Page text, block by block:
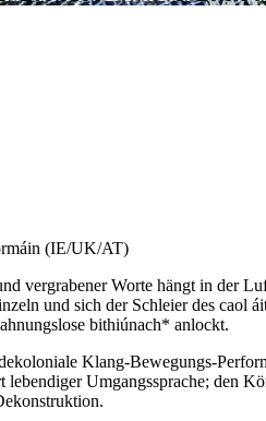
(IE/UK/AT)
vergrabener Worte hängt in der
und sich der Schleier des caol
bithiúnach* anlockt.
Klang-Bewegungs-
Umgangssprache; den